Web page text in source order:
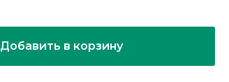
Добавить в корзину